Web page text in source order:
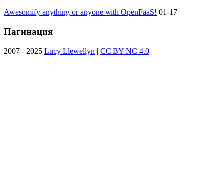
Awesomify anything or anyone with OpenFaaS! 01-17
Пагинация
2007 - 2025 Lucy Llewellyn | CC BY-NC 4.0